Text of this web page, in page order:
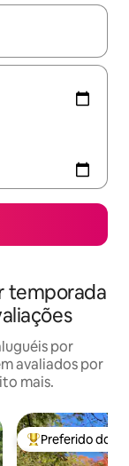
explore-os
temporada
por
avaliados por
mais.
Entre os
Preferido dos